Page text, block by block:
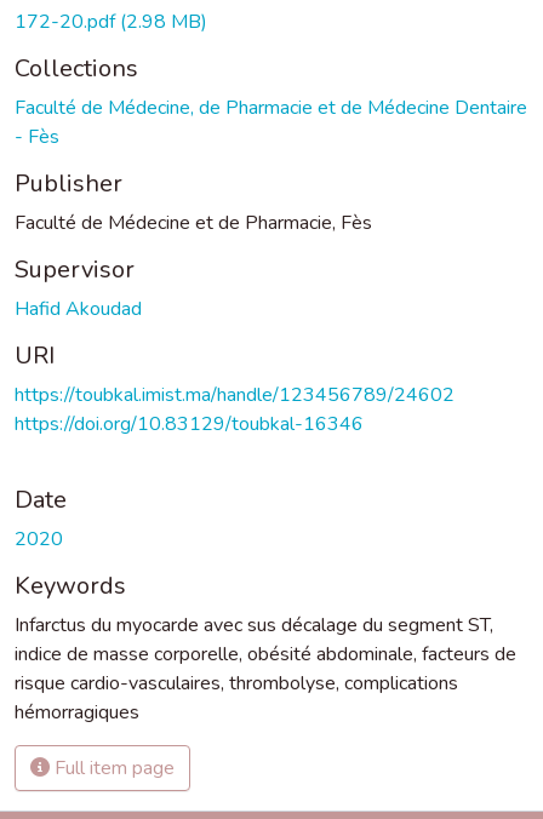
172-20.pdf(2.98 MB)
Collections
Faculté de Médecine, de Pharmacie et de Médecine Dentaire
- Fès
Publisher
Faculté de Médecine et de Pharmacie, Fès
Supervisor
Hafid Akoudad
URI
https://toubkal.imist.ma/handle/123456789/24602
https://doi.org/10.83129/toubkal-16346
Date
2020
Keywords
Infarctus du myocarde avec sus décalage du segment ST,
indice de masse corporelle, obésité abdominale, facteurs de
risque cardio-vasculaires, thrombolyse, complications
hémorragiques
Full item page